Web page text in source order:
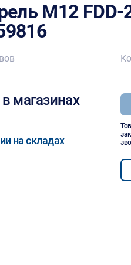
M12 FDD-
магазинах
на складах